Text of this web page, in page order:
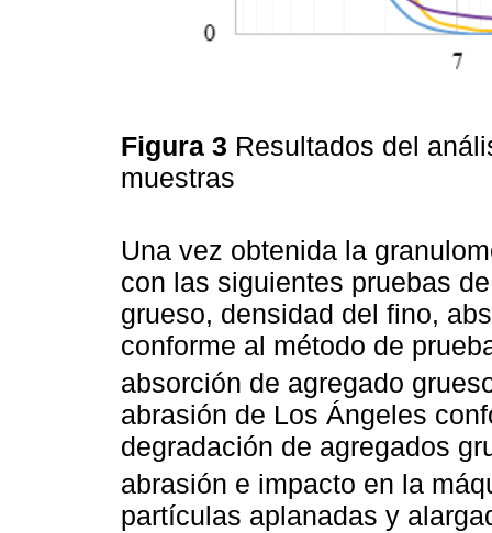
Figura 3 Resultados del
muestras
Una vez obtenida la
con las siguientes pruebas
grueso, densidad del fino,
conforme al método de
absorción de agregado
abrasión de Los Ángeles
degradación de agregados
abrasión e impacto en la
partículas aplanadas y